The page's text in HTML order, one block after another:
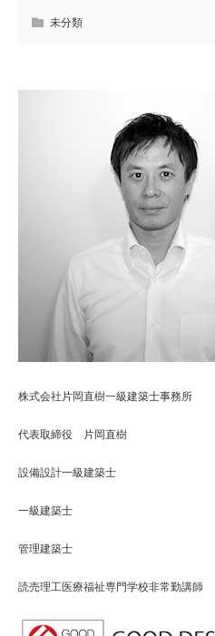
未分類
株式会社片岡直樹一級建築士事務所
代表取締役 片岡直樹
設備設計一級建築士
一級建築士
管理建築士
読売理工医療福祉専門学校非常勤講師